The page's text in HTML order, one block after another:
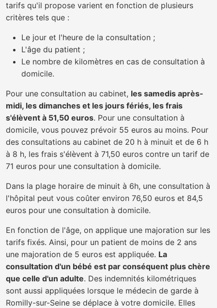
tarifs qu'il propose varient en fonction de plusieurs
critères tels que :
Le jour et l'heure de la consultation ;
L'âge du patient ;
Le nombre de kilomètres en cas de consultation à
domicile.
Pour une consultation au cabinet, les samedis après-
midi, les dimanches et les jours fériés, les frais
s'élèvent à 51,50 euros. Pour une consultation à
domicile, vous pouvez prévoir 55 euros au moins. Pour
des consultations au cabinet de 20 h à minuit et de 6 h
à 8 h, les frais s'élèvent à 71,50 euros contre un tarif de
71 euros pour une consultation à domicile.
Dans la plage horaire de minuit à 6h, une consultation à
l'hôpital peut vous coûter environ 76,50 euros et 84,5
euros pour une consultation à domicile.
En fonction de l'âge, on applique une majoration sur les
tarifs fixés. Ainsi, pour un patient de moins de 2 ans
une majoration de 5 euros est appliquée. La
consultation d'un bébé est par conséquent plus chère
que celle d'un adulte. Des indemnités kilométriques
sont aussi appliquées lorsque le médecin de garde à
Romilly-sur-Seine se déplace à votre domicile. Elles